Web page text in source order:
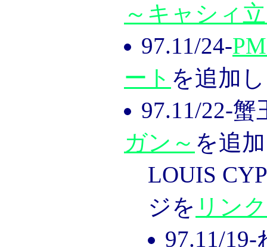
～キャシィ
97.11/24-
ート を追加
97.11/22-
ガン～ を追
LOUIS
ジを リンク
97.11/